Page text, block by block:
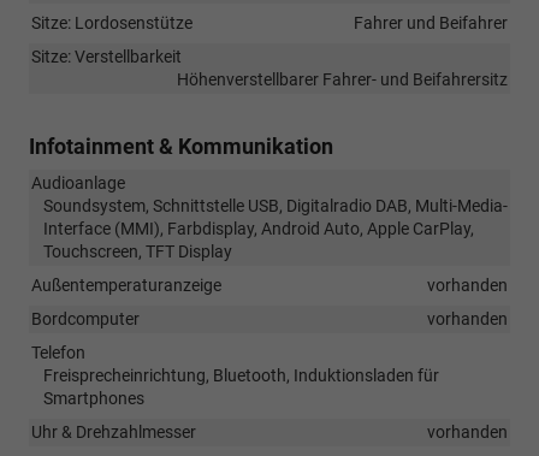
Sitze: Lordosenstütze
Fahrer und Beifahrer
Sitze: Verstellbarkeit
Höhenverstellbarer Fahrer- und Beifahrersitz
Infotainment & Kommunikation
Audioanlage
Soundsystem, Schnittstelle USB, Digitalradio DAB, Multi-Media-
Interface (MMI), Farbdisplay, Android Auto, Apple CarPlay,
Touchscreen, TFT Display
Außentemperaturanzeige
vorhanden
Bordcomputer
vorhanden
Telefon
Freisprecheinrichtung, Bluetooth, Induktionsladen für
Smartphones
Uhr & Drehzahlmesser
vorhanden